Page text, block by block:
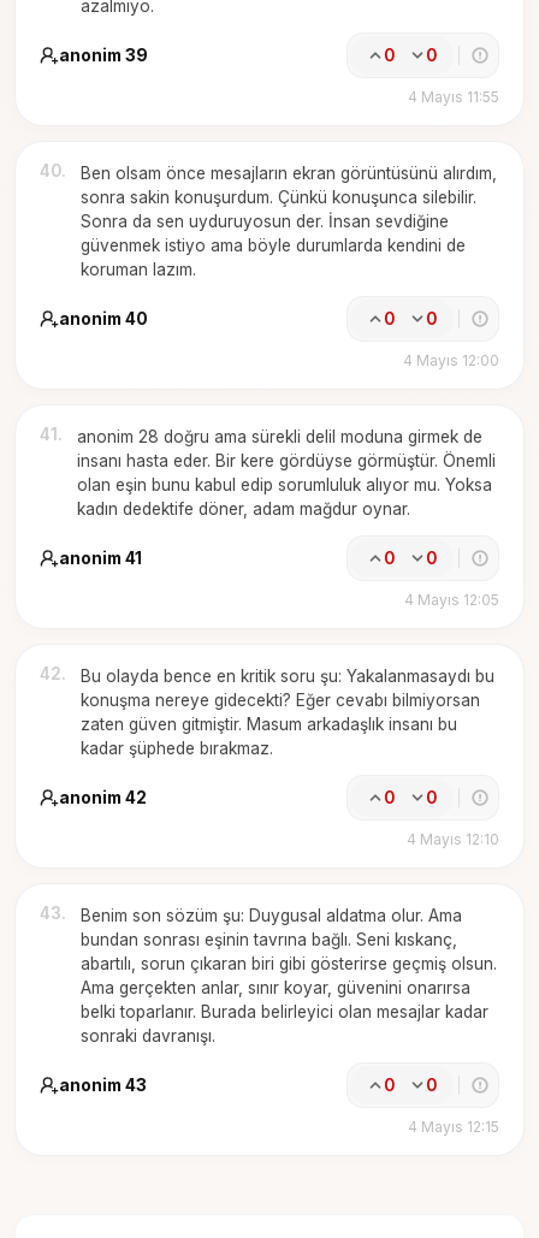
azalmıyo.
anonim 39 0 0
4 Mayıs 11:55
40.
Ben olsam önce mesajların ekran görüntüsünü alırdım,
sonra sakin konuşurdum. Çünkü konuşunca silebilir.
Sonra da sen uyduruyosun der. İnsan sevdiğine
güvenmek istiyo ama böyle durumlarda kendini de
koruman lazım.
anonim 40 0 0
4 Mayıs 12:00
41 .
anonim 28 doğru ama sürekli delil moduna girmek de
insanı hasta eder. Bir kere gördüyse görmüştür. Önemli
olan eşin bunu kabul edip sorumluluk alıyor mu. Yoksa
kadın dedektife döner, adam mağdur oynar.
anonim 41 0 0
4 Mayıs 12:05
42.
Bu olayda bence en kritik soru şu: Yakalanmasaydı bu
konuşma nereye gidecekti? Eğer cevabı bilmiyorsan
zaten güven gitmiştir. Masum arkadaşlık insanı bu
kadar şüphede bırakmaz.
anonim 42 0 0
4 Mayıs 12:10
43.
Benim son sözüm şu: Duygusal aldatma olur. Ama
bundan sonrası eşinin tavrına bağlı. Seni kıskanç,
abartılı, sorun çıkaran biri gibi gösterirse geçmiş olsun.
Ama gerçekten anlar, sınır koyar, güvenini onarırsa
belki toparlanır. Burada belirleyici olan mesajlar kadar
sonraki davranışı.
anonim 43 0 0
4 Mayıs 12:15